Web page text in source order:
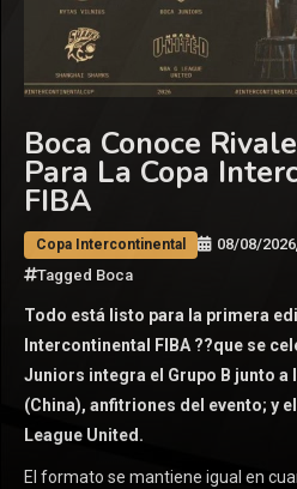
Boca Conoce
Para La Copa
FIBA
Copa Intercontinental 08/08/2026
Tagged Boca
Todo está listo para la primera
Intercontinental FIBA ??que se
Juniors integra el Grupo B junto a
(China), anfitriones del evento; y
League United.
El formato se mantiene igual en